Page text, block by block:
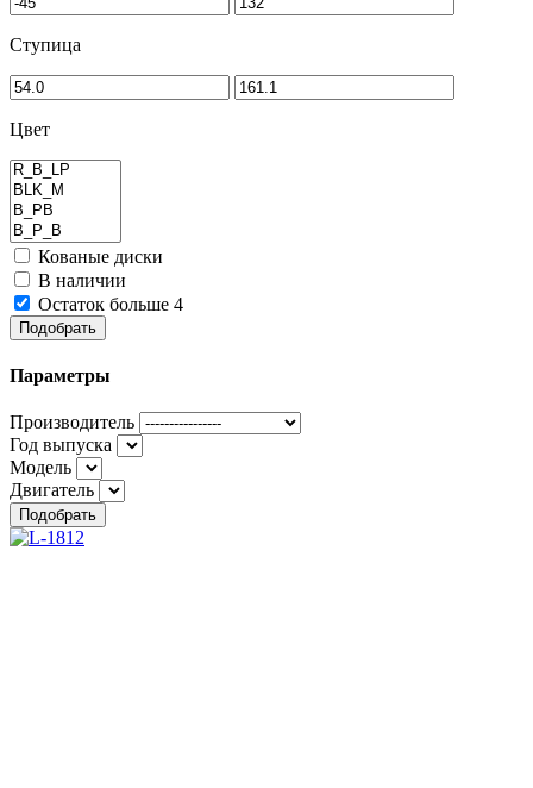
Ступица
Цвет
Кованые диски
В наличии
Остаток больше 4
Подобрать
Параметры
Производитель
Год выпуска
Модель
Двигатель
Подобрать